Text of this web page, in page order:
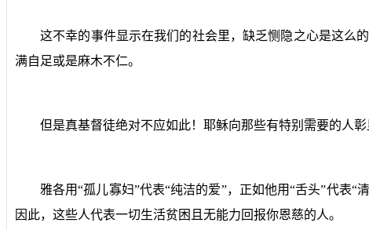
这不幸的事件显示在我们的社会里，缺乏恻隐之心是这么
满自足或是麻木不仁。
但是真基督徒绝对不应如此！耶稣向那些有特别需要的人
雅各用“孤儿寡妇”代表“纯洁的爱”，正如他用“舌头”代表“
因此，这些人代表一切生活贫困且无能力回报你恩慈的人。